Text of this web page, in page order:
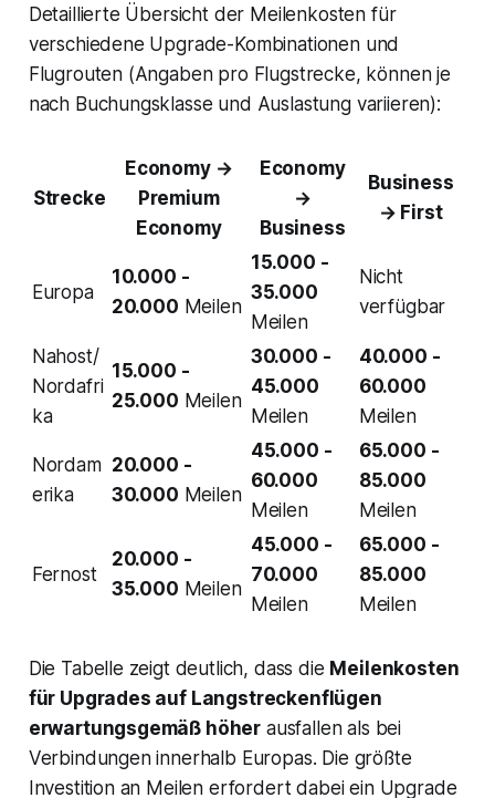
Detaillierte Übersicht der Meilenkosten für
verschiedene Upgrade-Kombinationen und
Flugrouten (Angaben pro Flugstrecke, können je
nach Buchungsklasse und Auslastung variieren):
Strecke
Economy →
Premium
Economy
Economy
→
Business
Business
→ First
Europa
10.000 -
20.000 Meilen
15.000 -
35.000
Meilen
Nicht
verfügbar
Nahost/
Nordafri
ka
15.000 -
25.000 Meilen
30.000 -
45.000
Meilen
40.000 -
60.000
Meilen
Nordam
erika
20.000 -
30.000 Meilen
45.000 -
60.000
Meilen
65.000 -
85.000
Meilen
Fernost
20.000 -
35.000 Meilen
45.000 -
70.000
Meilen
65.000 -
85.000
Meilen
Die Tabelle zeigt deutlich, dass die Meilenkosten
für Upgrades auf Langstreckenflügen
erwartungsgemäß höher ausfallen als bei
Verbindungen innerhalb Europas. Die größte
Investition an Meilen erfordert dabei ein Upgrade